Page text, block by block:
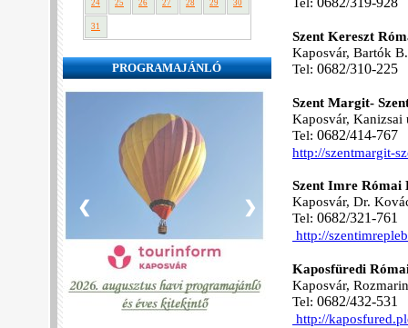
24 25 26 27 28 29 30
31
PROGRAMAJÁNLÓ
❮ ❯
Szent Kereszt
Kaposvár, Bartók
Tel: 0682/310-225
Szent Margit-
Kaposvár, Kanizsai
Tel: 0682/414-767
http://szentmargit-
Szent Imre Római
Kaposvár, Dr.
Tel: 0682/321-761
http://
Kaposfüredi
Kaposvár,
Tel: 0682/432-531
http://